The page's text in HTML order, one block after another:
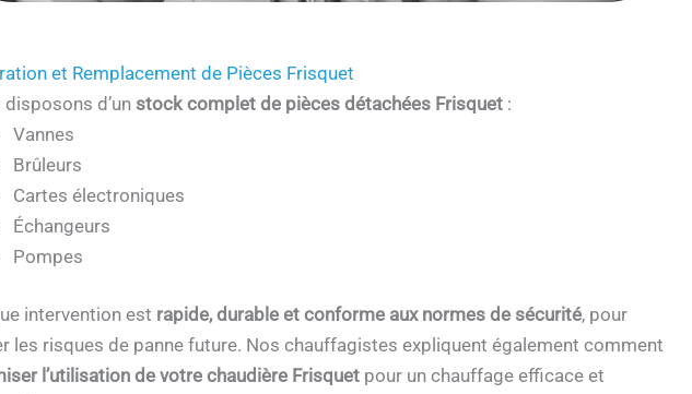
et Remplacement de Pièces Frisquet
disposons d’un stock complet de pièces détachées Frisquet :
Vannes
Brûleurs
Cartes électroniques
Échangeurs
Pompes
intervention est rapide, durable et conforme aux normes de sécurité, pour
les risques de panne future. Nos chauffagistes expliquent également comment
l’utilisation de votre chaudière Frisquet pour un chauffage efficace et